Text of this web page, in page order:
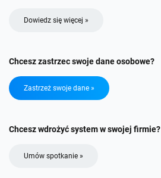
Dowiedz się więcej »
Chcesz zastrzec swoje dane osobowe?
Zastrzeż swoje dane »
Chcesz wdrożyć system w swojej firmie?
Umów spotkanie »